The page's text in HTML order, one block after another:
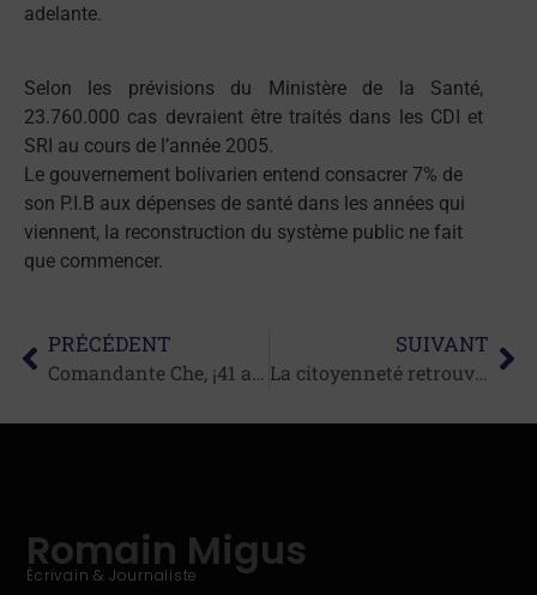
adelante.
Selon les prévisions du Ministère de la Santé,
23.760.000 cas devraient être traités dans les CDI et
SRI au cours de l’année 2005.
Le gouvernement bolivarien entend consacrer 7% de
son P.I.B aux dépenses de santé dans les années qui
viennent, la reconstruction du système public ne fait
que commencer.
PRÉCÉDENT
Comandante Che, ¡41 años……y los que faltan!
SUIVANT
La citoyenneté retrouvée
Romain Migus
Écrivain & Journaliste